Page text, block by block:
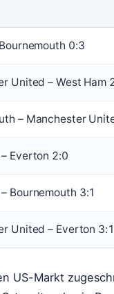
0:3
United – West Ham
– Manchester
Everton 2:0
Bournemouth 3:1
United – Everton 3:1
US-Markt